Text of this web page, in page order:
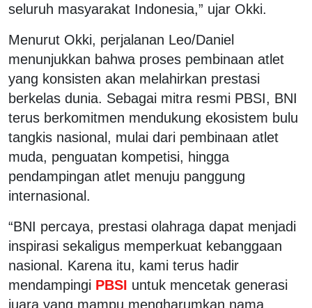
seluruh masyarakat Indonesia,” ujar Okki.
Menurut Okki, perjalanan Leo/Daniel
menunjukkan bahwa proses pembinaan atlet
yang konsisten akan melahirkan prestasi
berkelas dunia. Sebagai mitra resmi PBSI, BNI
terus berkomitmen mendukung ekosistem bulu
tangkis nasional, mulai dari pembinaan atlet
muda, penguatan kompetisi, hingga
pendampingan atlet menuju panggung
internasional.
“BNI percaya, prestasi olahraga dapat menjadi
inspirasi sekaligus memperkuat kebanggaan
nasional. Karena itu, kami terus hadir
mendampingi PBSI untuk mencetak generasi
juara yang mampu mengharumkan nama